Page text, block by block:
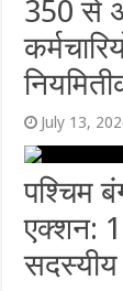
350 से
July 13,
पश्चिम
एक्शन:
सदस्यीय